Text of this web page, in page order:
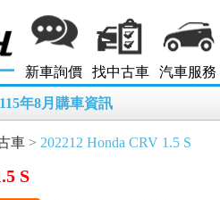
新車詢價 找中古車 汽車服務
年8月購車資訊
車 > 202212 Honda CRV 1.5 S
S